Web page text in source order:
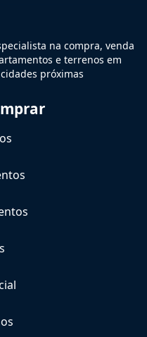
na compra, venda
e terrenos em
próximas